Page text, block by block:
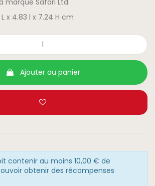
x 4.83 l x 7.24 H cm
Ajouter au panier
contenir au moins 10,00 € de
obtenir des récompenses